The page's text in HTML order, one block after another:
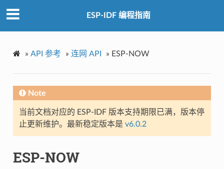
ESP-IDF 编程指南
» API 参考 » 连网 API » ESP-NOW
Note
当前文档对应的 ESP-IDF 版本支持期限已满，版本停
止更新维护。最新稳定版本是 v6.0.2
ESP-NOW